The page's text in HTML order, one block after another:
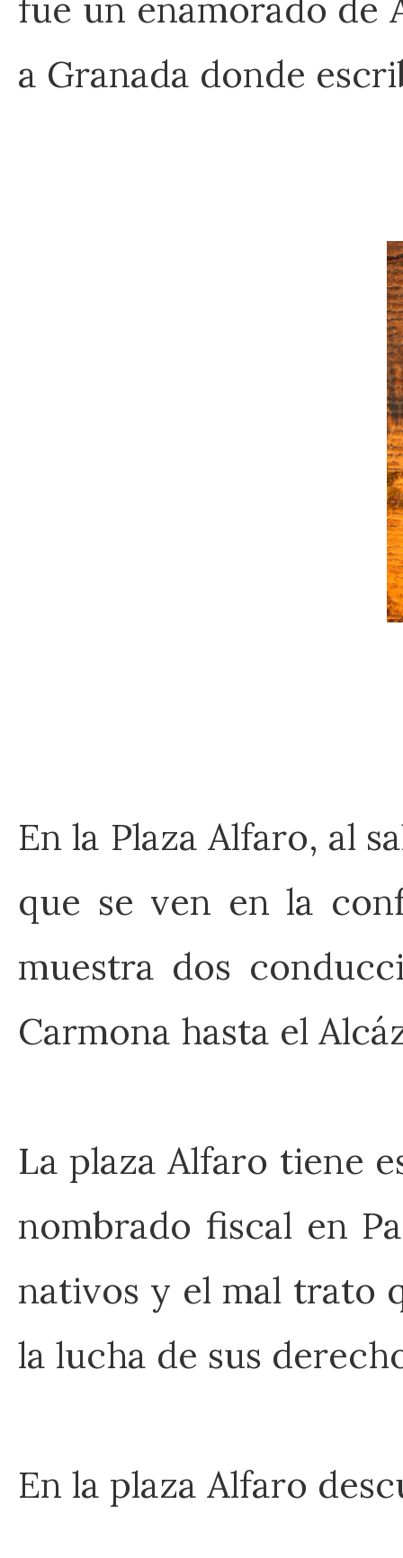
a Granada donde
En la Plaza Alfaro, al
que se ven en la
muestra dos
Carmona hasta el
La plaza Alfaro tiene
nombrado fiscal en
nativos y el mal trato
la lucha de sus
En la plaza Alfaro